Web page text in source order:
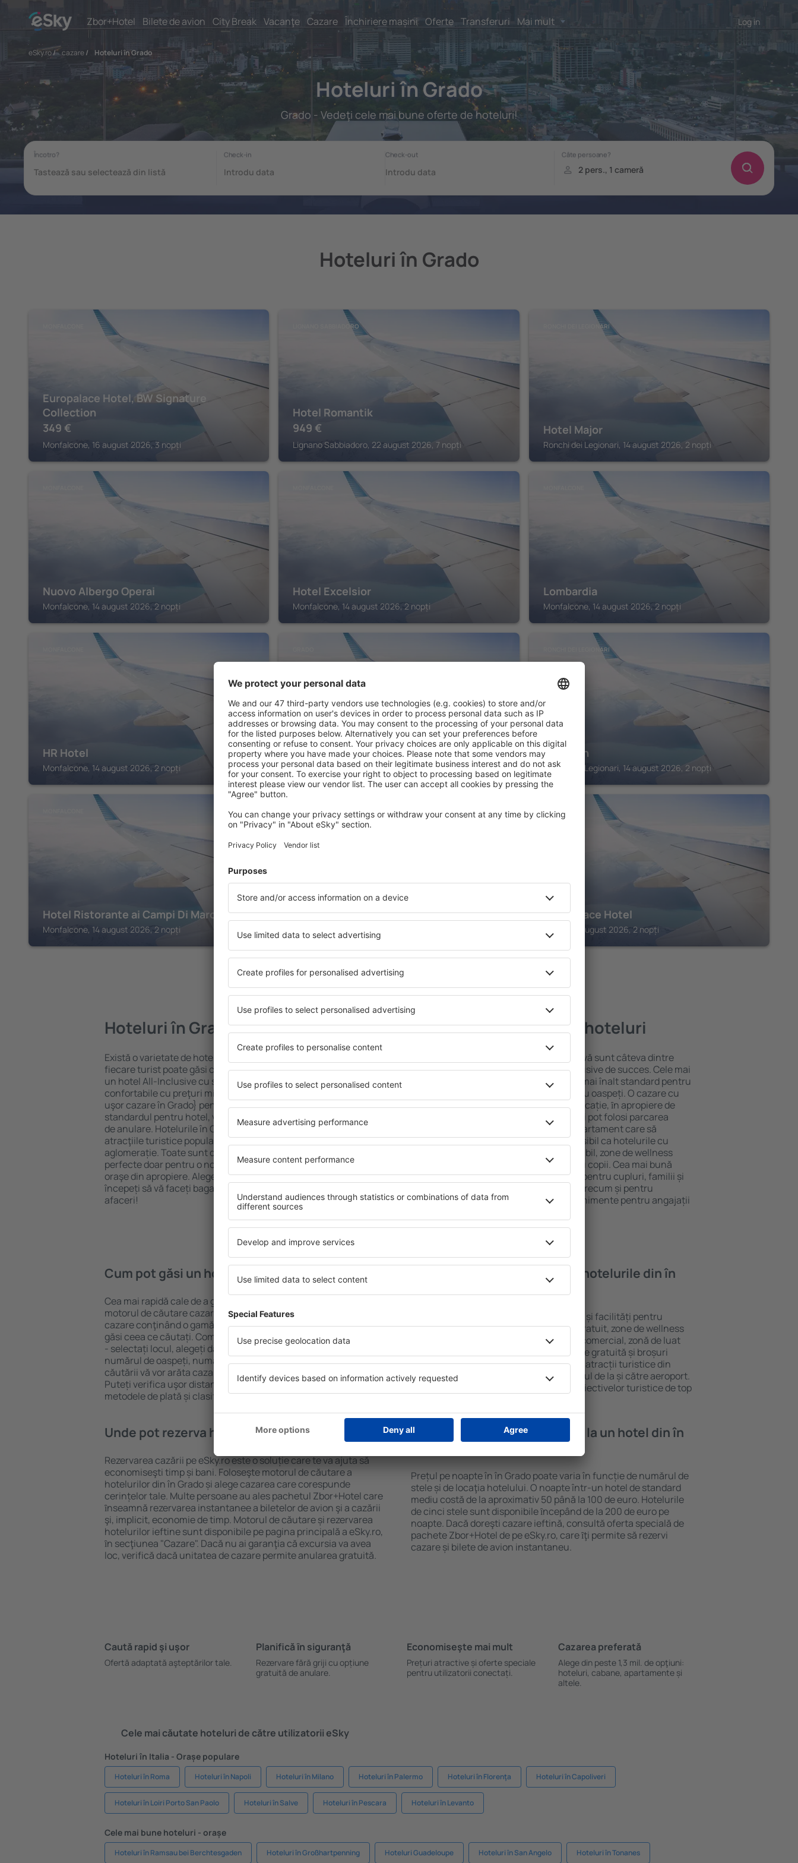
Zbor+Hotel Bilete de avion City Break Vacanţe Cazare Închiriere mașini Oferte Transferuri Mai mult Log in
eSky.ro/ cazare/ Hoteluri în Grado
Hoteluri în Grado
Grado - Vedeţi cele mai bune oferte de hoteluri!
Hoteluri în Grado
Europalace Hotel, BW Signature
Collection
349 €
Monfalcone, 16 august 2026, 3 nopți
LIGNANO SABBIADORO
Hotel Romantik
949 €
Lignano Sabbiadoro, 22 august 2026, 7 nopți
RONCHI DEI LEGIONARI
Hotel Major
Ronchi dei Legionari, 14 august 2026, 2 nopți
Nuovo Albergo Operai
Monfalcone, 14 august 2026, 2 nopți
Hotel Excelsior
Monfalcone, 14 august 2026, 2 nopți
Lombardia
Monfalcone, 14 august 2026, 2 nopți
HR Hotel
Monfalcone, 14 august 2026, 2 nopți
Laguna Palace Hotel
Grado, 14 august 2026, 2 nopți
RONCHI DEI LEGIONARI
Doge Inn
Ronchi dei Legionari, 14 august 2026, 2 nopți
Hotel Ristorante ai Campi Di Marcello
Monfalcone, 14 august 2026, 2 nopți
GRADO
Hotel Rialto
Grado, 14 august 2026, 2 nopți
GRADO
Riva Palace Hotel
Grado, 14 august 2026, 2 nopți
Vedeți mai multe hoteluri în Grado
Hoteluri în Grado
Există o varietate de hoteluri disponibile în Grado, astfel încât
fiecare turist poate găsi cazare potrivită nevoilor sale. Preferați
un hotel All-Inclusive cu standarde ȋnalte sau preferați hoteluri
confortabile cu preţuri mici? Cu ajutorul nostru puteți rezerva
uşor cazare în Grado} pentru orice buget! Selectați destinația şi
standardul pentru hotel, verificați metodele de plată și opțiunile
de anulare. Hotelurile în Grado sunt situate atât aproape de
atracţiile turistice populare, cât și puțin mai departe de
aglomerație. Toate sunt disponibile pentru o vacanță lungă sau
perfecte doar pentru o noapte atunci când doriţi să vizitaţi şi alte
oraşe din apropiere. Alegeți hotelul care vi se potriveşte și
începeți să vă faceți bagajele pentru o vacanţă sau călătorie de
afaceri!
Grado – cele mai bune hoteluri
O varietate de servicii și o locație atractivă sunt câteva dintre
elementele cheie ale unui hotel All-Inclusive de succes. Cele mai
bune hoteluri din Grado garantează cel mai înalt standard pentru
servicii și o gamă largă de facilități pentru oaspeți. O cazare cu
standarde ridicate oferă cea mai bună locație, ȋn apropiere de
principalele distracţii din Grado. Oaspeții pot folosi parcarea
gratuită și pot alege o cameră sau un apartament care să
corespundă perfect nevoilor lor. Este posibil ca hotelurile cu
standarde ȋnalte să ofere un meniu variabil, zone de wellness
precum spa și fitness, și activități pentru copii. Cea mai bună
cazare în Grado este o alegere perfectă pentru cupluri, familii și
persoane aflate în călătorie de afaceri, precum și pentru
companii care doresc să organizeze evenimente pentru angajații
Cum pot găsi un hotel în Grado?
Cea mai rapidă cale de a găsi un hotel în Grado este folosind
motorul de căutare cazare eSky. Baza mare de date cu locuri de
cazare conţinând o gamă largă de opţiuni este o garanție că veți
găsi ceea ce căutați. Completați câmpurile motorului de căutare
- selectați locul, alegeți data de check-in și check-out, adăugați
numărul de oaspeți, numărul de camere şi gata! Rezultatele
căutării vă vor arăta cazarea disponibilă ȋn perioada selectată.
Puteți verifica uşor distanța de la hotel ȋn centrul orașului,
metodele de plată și clasificarea hotelului.
Ce fel de facilităţi voi găsi ȋn hotelurile din în
Hotelurile în Grado au diferite standarde și facilități pentru
oaspeți. Cele mai frecvente sunt Wi-Fi gratuit, zone de wellness
cu SPA, mini bar/seif în cameră, centru comercial, zonă de luat
masa, zonă de joacă pentru copii, parcare gratuită și broșuri
informative despre cele mai interesante atracții turistice din
zonă. Unele proprietăți includ și transferul de la și către aeroport.
Uneori, acestea încurajează vizitarea obiectivelor turistice de top
Unde pot rezerva hoteluri ȋn în Grado?
Rezervarea cazării pe eSky.ro este o soluție care te va ajuta să
economiseşti timp și bani. Foloseşte motorul de căutare a
hotelurilor din în Grado și alege cazarea care corespunde
cerințelor tale. Multe persoane au ales pachetul Zbor+Hotel care
ȋnseamnă rezervarea instantanee a biletelor de avion şi a cazării
şi, implicit, economie de timp. Motorul de căutare și rezervarea
hotelurilor ieftine sunt disponibile pe pagina principală a eSky.ro,
ȋn secţiunea "Cazare". Dacă nu ai garanţia că excursia va avea
loc, verifică dacă unitatea de cazare permite anularea gratuită.
Cât costă o noapte de cazare la un hotel din în
Prețul pe noapte în în Grado poate varia în funcție de numărul de
stele și de locaţia hotelului. O noapte într-un hotel de standard
mediu costă de la aproximativ 50 până la 100 de euro. Hotelurile
de cinci stele sunt disponibile ȋncepând de la 200 de euro pe
noapte. Dacă doreşti cazare ieftină, consultă oferta specială de
pachete Zbor+Hotel de pe eSky.ro, care ȋţi permite să rezervi
cazare și bilete de avion instantaneu.
Caută rapid şi uşor
Ofertă adaptată aşteptărilor tale.
Planifică ȋn siguranţă
Rezervare fără griji cu opțiune
gratuită de anulare.
Economiseşte mai mult
Prețuri atractive și oferte speciale
pentru utilizatorii conectați.
Cazarea preferată
Alege din peste 1,3 mil. de opţiuni:
hoteluri, cabane, apartamente și
altele.
Cele mai căutate hoteluri de către utilizatorii eSky
Hoteluri în Italia - Orașe populare
Hoteluri în Roma Hoteluri în Napoli Hoteluri în Milano Hoteluri în Palermo Hoteluri în Florenţa Hoteluri în Capoliveri
Hoteluri în Loiri Porto San Paolo Hoteluri în Salve Hoteluri în Pescara Hoteluri în Levanto
Cele mai bune hoteluri - orașe
Hoteluri în Ramsau bei Berchtesgaden Hoteluri în Großhartpenning Hoteluri Guadeloupe Hoteluri în San Angelo Hoteluri în Tonanes